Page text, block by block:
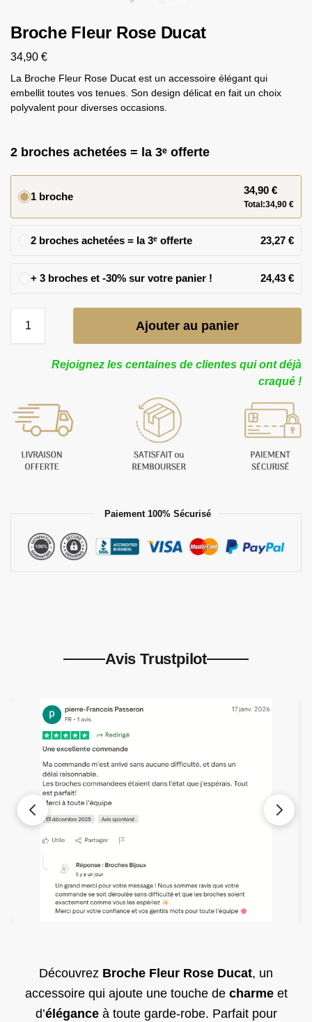
Broche Fleur Rose Ducat
34,90 €
La Broche Fleur Rose Ducat est un accessoire élégant qui
embellit toutes vos tenues. Son design délicat en fait un choix
polyvalent pour diverses occasions.
2 broches achetées = la 3ᵉ offerte
1 broche
34,90 €
Total:34,90 €
2 broches achetées = la 3ᵉ offerte 23,27 €
24,43 €
Ajouter au panier
Rejoignez les centaines de clientes qui ont déjà
craqué !
Paiement 100% Sécurisé
Avis Trustpilot
Découvrez Broche Fleur Rose Ducat, un
accessoire qui ajoute une touche de charmeet
d’éléganceà toute garde-robe. Parfait pour